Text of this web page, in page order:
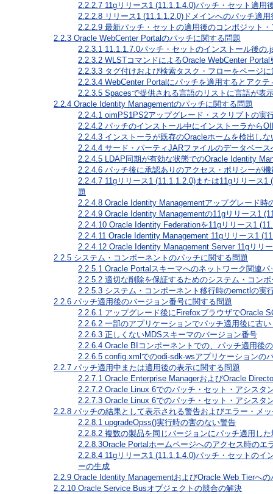
2.2.2.7 11gリリース1 (11.1.1.4.0)パッチ・セット適
2.2.2.8 リリース1 (11.1.1.2.0)ドメインへのパッチ適
2.2.2.9 最新パッチ・セットの適用後のコンポジット
2.2.3 Oracle WebCenter Portalのパッチに関する問題
2.2.3.1 11.1.1.7.0パッチ・セットのインストール後の
2.2.3.2 WLSTコマンドによるOracle WebCenter Portal
2.2.3.3 タグ付けおよび検索タスク・フローをページ
2.2.3.4 WebCenter Portalにパッチを適用するとアク
2.2.3.5 Spacesで提供される言語のリストに言語が表
2.2.4 Oracle Identity Managementのパッチに関する問題
2.2.4.1 oimPS1PS2アップグレード・スクリプトの実
2.2.4.2 パッチのインストール中にインストーラから
2.2.4.3 インストーラが既存のOracleホームを検出しな
2.2.4.4 サード・パーティJARファイルのデータベー
2.2.4.5 LDAP同期が有効な状態でのOracle Identity
2.2.4.6 パッチ後に承認ありのアクセス・ポリシーが
2.2.4.7 11gリリース1 (11.1.1.2.0)または11gリリース
題
2.2.4.8 Oracle Identity Managementアップグレード時
2.2.4.9 Oracle Identity Managementの11gリリース1
2.2.4.10 Oracle Identity Federationを11gリリース1
2.2.4.11 Oracle Identity Management 11gリリース1
2.2.4.12 Oracle Identity Management Server 11gリリ
2.2.5 システム・コンポーネントのパッチに関する問題
2.2.5.1 Oracle Portalスキーマへのネットワーク関連
2.2.5.2 適切な削除を保証するためのシステム・コン
2.2.5.3 システム・コンポーネント移行時のemctlの実
2.2.6 パッチ適用後のバージョン番号に関する問題
2.2.6.1 アップグレード後にFirefoxブラウザでOracle
2.2.6.2 一部のアプリケーションでパッチ適用後に古
2.2.6.3 正しくないMDSスキーマのバージョン番号
2.2.6.4 Oracle BIコンポーネントでの、パッチ適用後
2.2.6.5 config.xmlでのodi-sdk-wsアプリケーションの
2.2.7 パッチ適用中または適用後の表示に関する問題
2.2.7.1 Oracle Enterprise ManagerおよびOracle
2.2.7.2 Oracle Linux 6でのパッチ・セット・アシスタ
2.2.7.3 Oracle Linux 6でのパッチ・セット・アシスタ
2.2.8 パッチの結果として表示される警告およびエラー・メ
2.2.8.1 upgradeOpss()実行時の害のない警告
2.2.8.2 複数の製品を同じバージョンにパッチ適用し
2.2.8.3Oracle Portalホームページへのアクセス時のエ
2.2.8.4 11gリリース1 (11.1.1.4.0)パッチ・セットの
ーの生成
2.2.9 Oracle Identity ManagementおよびOracle Web Tierへ
2.2.10 Oracle Service Busオブジェクトの競合の解決